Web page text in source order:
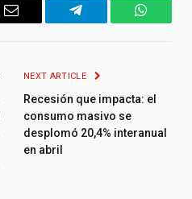
Email Telegram
NEXT ARTICLE
Recesión que impacta: el
consumo masivo se
desplomó 20,4% interanual
en abril